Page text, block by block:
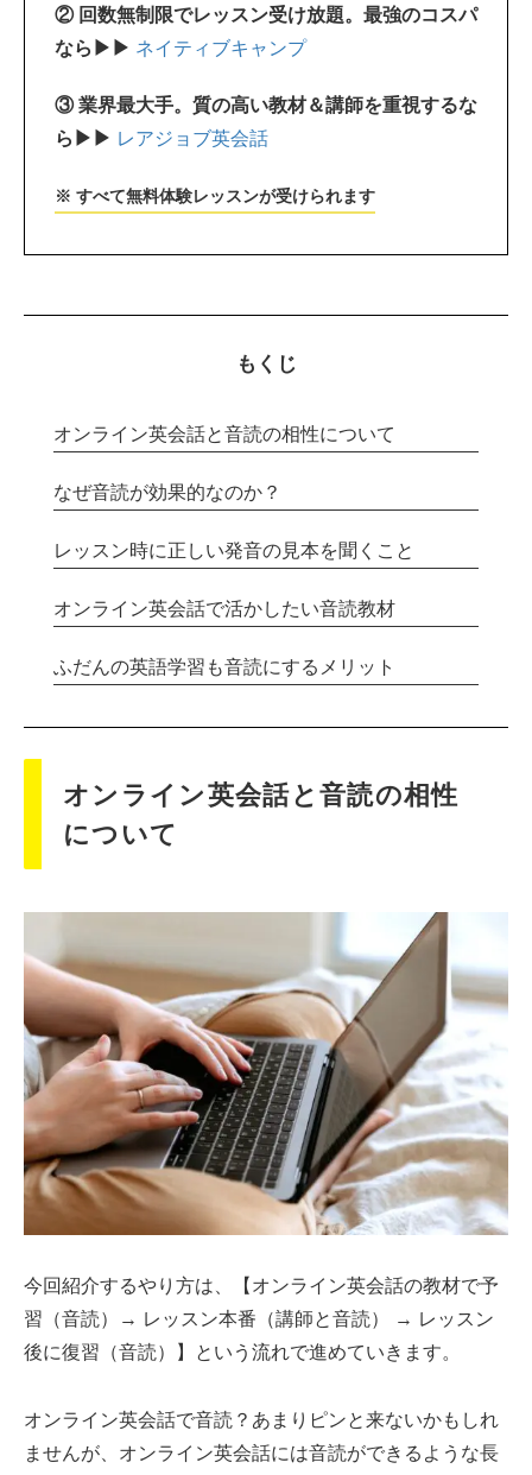
② 回数無制限でレッスン受け放題。最強のコスパ
なら▶▶ ネイティブキャンプ
③ 業界最大手。質の高い教材＆講師を重視するな
ら▶▶ レアジョブ英会話
※ すべて無料体験レッスンが受けられます
もくじ
オンライン英会話と音読の相性について
なぜ音読が効果的なのか？
レッスン時に正しい発音の見本を聞くこと
オンライン英会話で活かしたい音読教材
ふだんの英語学習も音読にするメリット
オンライン英会話と音読の相性
について
今回紹介するやり方は、【オンライン英会話の教材で予
習（音読）→ レッスン本番（講師と音読） → レッスン
後に復習（音読）】という流れで進めていきます。
オンライン英会話で音読？あまりピンと来ないかもしれ
ませんが、オンライン英会話には音読ができるような長